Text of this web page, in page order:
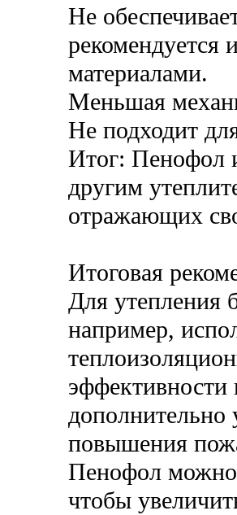
Не
рекомендуется
материалами.
Меньшая
Не подходит
Итог: Пенофол
другим
отражающих
Итоговая
Для утепления
например,
дополнительно
повышения
Пенофол можно
чтобы